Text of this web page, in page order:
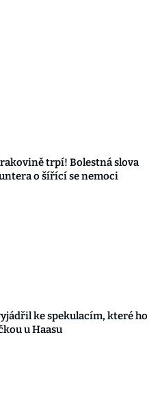
trpí! Bolestná slova
o šířící se nemoci
ke spekulacím, které ho
u Haasu